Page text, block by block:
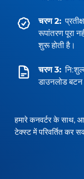
चरण 2:
रूपांतरण पूरा
शुरू होती है।
चरण 3:
डाउनलोड
हमारे कनवर्टर के साथ,
टेक्स्ट में परिवर्तित कर